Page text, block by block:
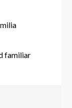
familiar